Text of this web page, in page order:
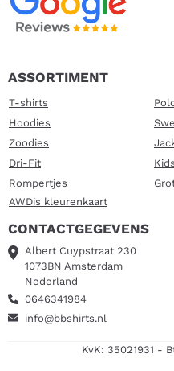
ASSORTIMENT
T-shirts
Hoodies
Zoodies
Dri-Fit
Kids
Rompertjes
AWDis kleurenkaart
CONTACTGEGEVENS
Albert Cuypstraat 230
1073BN Amsterdam
Nederland
0646341984
info@bbshirts.nl
KvK: 35021931 -